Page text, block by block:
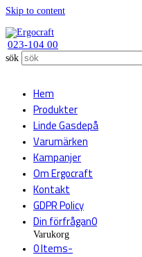
Skip to content
023-104 00
sök
Hem
Produkter
Linde Gasdepå
Varumärken
Kampanjer
Om Ergocraft
Kontakt
GDPR Policy
Din förfrågan0
Varukorg
0 Items-